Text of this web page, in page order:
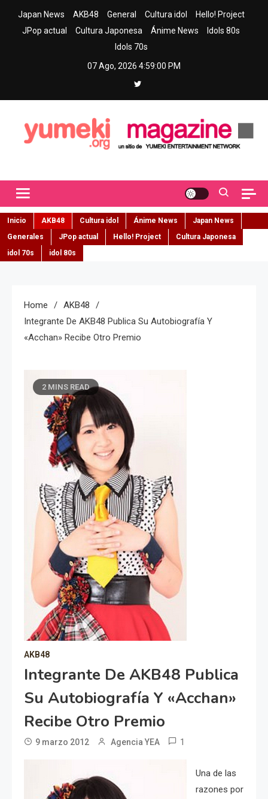
Japan News AKB48 General Cultura idol
Hello! Project
JPop actual
Cultura Japonesa Ánime News
Idols 80s
Idols 70s
07 Ago, 2026 4:59:02 PM
Inicio AKB48 Cultura idol Ánime News
Japan News
Generales
JPop actual Hello! Project
Cultura Japonesa
idol 70s
idol 80s
Home
AKB48
Integrante De AKB48 Publica Su Autobiografía Y
«Acchan» Recibe Otro Premio
2 MINS READ
AKB48
Integrante De AKB48 Publica
Su Autobiografía Y «Acchan»
Recibe Otro Premio
9 marzo 2012 Agencia YEA 1
Una de las
razones por